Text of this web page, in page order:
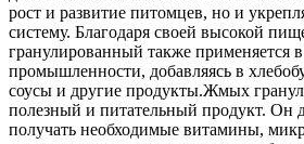
рост и развитие питомцев, но и
систему. Благодаря своей высокой
гранулированный также применяется
промышленности, добавляясь в
соусы и другие продукты.Жмых
полезный и питательный продукт. Он
получать необходимые витамины,